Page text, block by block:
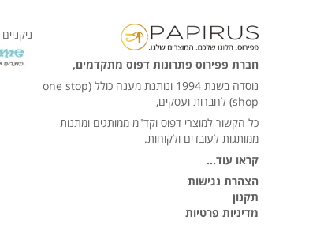
חברת פפירוס פתרונות דפוס מתקדמים,
נוסדה בשנת 1994 ונותנת מענה כולל (one stop
shop) לחברות ועסקים,
כל הקשור למוצרי דפוס וקד"מ ממותגים ומתנות
ממותגות לעובדים ולקוחות.
קראו עוד…
הצהרת נגישות
תקנון
מדיניות פרטיות
ניקניים